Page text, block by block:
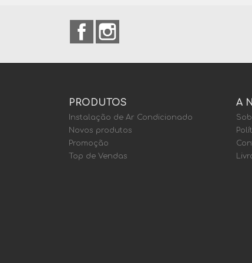
Facebook
PRODUTOS
Instalação de Ar Condicionado
Novos produtos
Promoção
Top de Vendas
A